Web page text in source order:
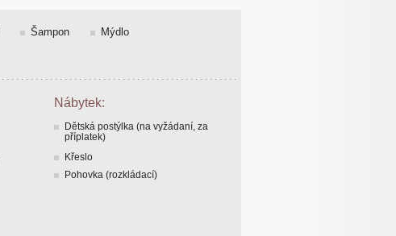
Šampon
Mýdlo
Nábytek:
Dětská postýlka (na vyžádaní, za
příplatek)
Křeslo
Pohovka (rozkládací)